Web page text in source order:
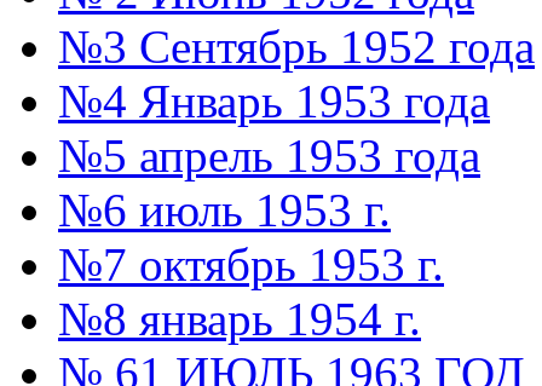
№3 Сентябрь 1952 года
№4 Январь 1953 года
№5 апрель 1953 года
№6 июль 1953 г.
№7 октябрь 1953 г.
№8 январь 1954 г.
№ 61 ИЮЛЬ 1963 ГОД